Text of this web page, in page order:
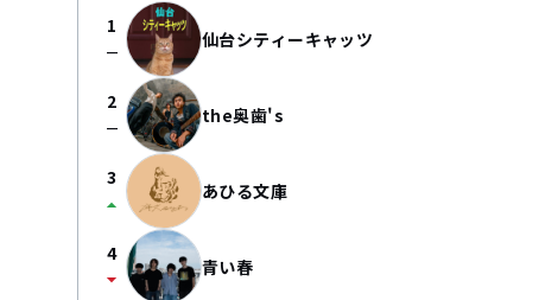
1
check_indeterminate_small 仙台シティーキャッツ
2
check_indeterminate_small the奥歯's
3
arrow_drop_up あひる文庫
4
arrow_drop_down 青い春